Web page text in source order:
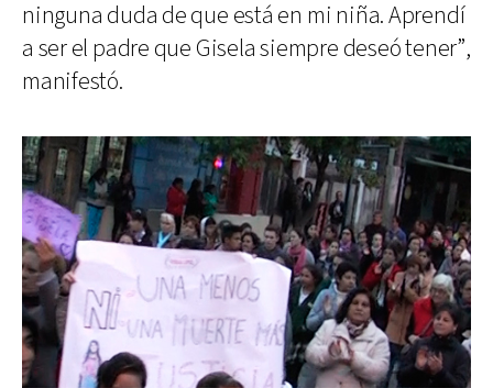
ninguna duda de que está en mi niña. Aprendí
a ser el padre que Gisela siempre deseó tener”,
manifestó.